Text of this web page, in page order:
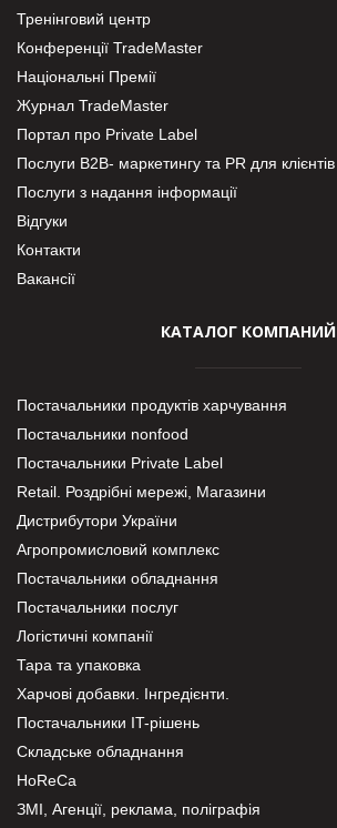
Тренінговий центр
Конференції TradeMaster
Національні Премії
Журнал TradeMaster
Портал про Private Label
Послуги В2В- маркетингу та PR для клієнтів
Послуги з надання інформації
Відгуки
Контакти
Вакансії
КАТАЛОГ КОМПАНИЙ
Постачальники продуктів харчування
Постачальники nonfood
Постачальники Private Label
Retail. Роздрібні мережі, Магазини
Дистрибутори України
Агропромисловий комплекс
Постачальники обладнання
Постачальники послуг
Логістичні компанії
Тара та упаковка
Харчові добавки. Інгредієнти.
Постачальники IT-рішень
Складське обладнання
HoReCa
ЗМІ, Агенції, реклама, поліграфія